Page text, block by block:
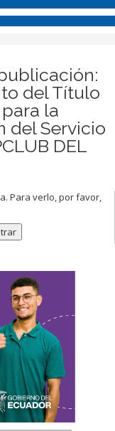
del Título
la
del Servicio
DEL
Para verlo, por favor,